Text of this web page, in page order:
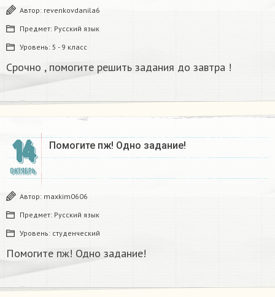
Автор: revenkovdanila6
Предмет: Русский язык
Уровень: 5 - 9 класс
Срочно , помогите решить задания до завтра !
14
ОКТЯБРЬ
Помогите пж! Одно задание!
Автор: maxkim0606
Предмет: Русский язык
Уровень: студенческий
Помогите пж! Одно задание!